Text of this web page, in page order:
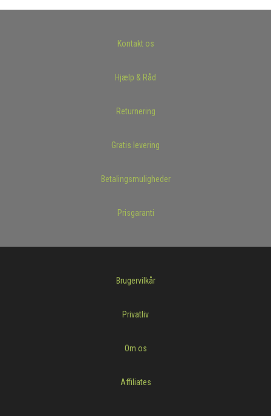
Kontakt os
Hjælp & Råd
Returnering
Gratis levering
Betalingsmuligheder
Prisgaranti
Brugervilkår
Privatliv
Om os
Affiliates